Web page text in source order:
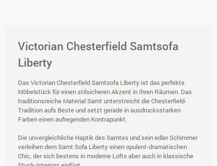
Victorian Chesterfield Samtsofa
Liberty
Das Victorian Chesterfield Samtsofa Liberty ist das perfekte
Möbelstück für einen stilsicheren Akzent in Ihren Räumen. Das
traditionsreiche Material Samt unterstreicht die Chesterfield-
Tradition aufs Beste und setzt gerade in ausdrucksstarken
Farben einen aufregenden Kontrapunkt.
Die unvergleichliche Haptik des Samtes und sein edler Schimmer
verleihen dem Samt Sofa Liberty einen opulent-dramatischen
Chic, der sich bestens in moderne Lofts aber auch in klassische